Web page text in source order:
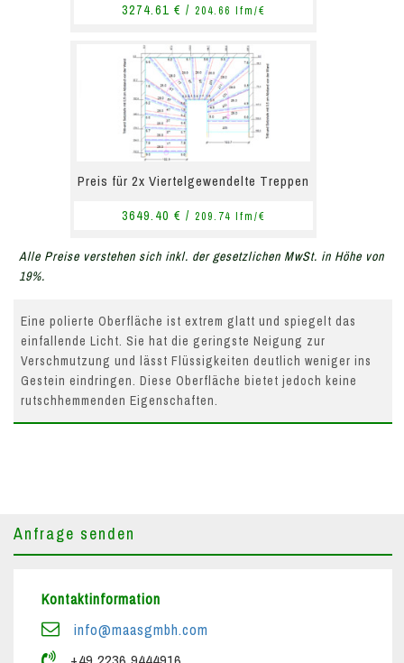
3274.61 € / 204.66 lfm/€
Preis für 2x Viertelgewendelte Treppen
3649.40 € / 209.74 lfm/€
Alle Preise verstehen sich inkl. der gesetzlichen MwSt. in Höhe von
19%.
Eine polierte Oberfläche ist extrem glatt und spiegelt das
einfallende Licht. Sie hat die geringste Neigung zur
Verschmutzung und lässt Flüssigkeiten deutlich weniger ins
Gestein eindringen. Diese Oberfläche bietet jedoch keine
rutschhemmenden Eigenschaften.
Anfrage senden
Kontaktinformation
info@maasgmbh.com